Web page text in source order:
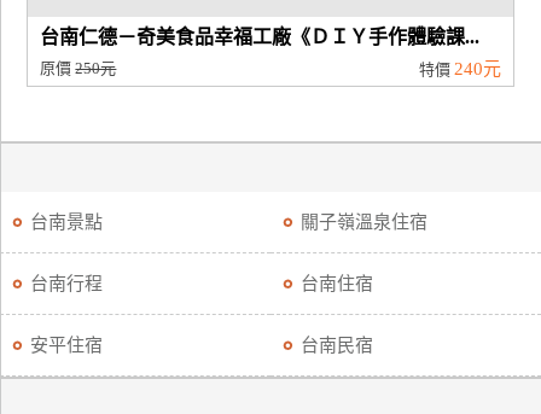
台南仁德－奇美食品幸福工廠《ＤＩＹ手作體驗課...
原價250元 特價 240元
台南景點 關子嶺溫泉住宿
台南行程 台南住宿
安平住宿 台南民宿